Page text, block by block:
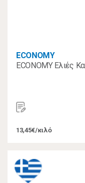
ECONOMY
ECONOMY Ελιές
13,45€/κιλό